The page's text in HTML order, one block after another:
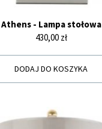
Athens - Lampa stołowa
Cena
430,00 zł
DODAJ DO KOSZYKA